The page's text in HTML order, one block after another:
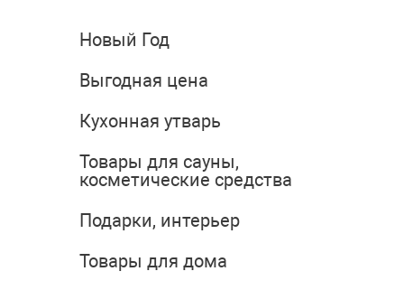
Новый Год
Выгодная цена
Кухонная утварь
Товары для сауны,
косметические средства
Подарки, интерьер
Товары для дома